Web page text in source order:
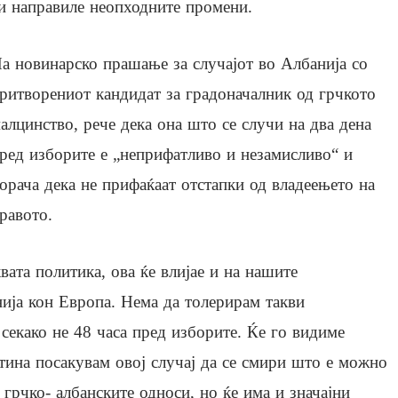
направиле неопходните промени.
новинарско прашање за случајот во Албанија со
кандидат за градоначалник од грчкото
рече дека она што се случи на два дена
изборите е „неприфатливо и незамисливо“ и
дека не прифаќаат отстапки од владеењето на
политика, ова ќе влијае и на нашите
кон Европа. Нема да толерирам такви
не 48 часа пред изборите. Ќе го видиме
посакувам овој случај да се смири што е можно
албанските односи, но ќе има и значајни